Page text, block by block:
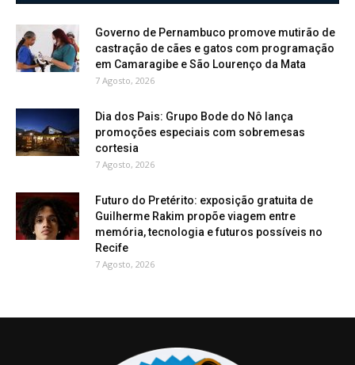
Governo de Pernambuco promove mutirão de
castração de cães e gatos com programação
em Camaragibe e São Lourenço da Mata
7 Agosto, 2026
Dia dos Pais: Grupo Bode do Nô lança
promoções especiais com sobremesas
cortesia
7 Agosto, 2026
Futuro do Pretérito: exposição gratuita de
Guilherme Rakim propõe viagem entre
memória, tecnologia e futuros possíveis no
Recife
7 Agosto, 2026